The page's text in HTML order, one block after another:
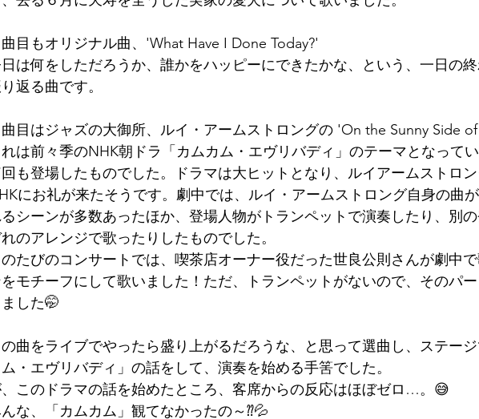
曲目もオリジナル曲、'What Have I Done Today?'
は何をしただろうか、誰かをハッピーにできたかな、という、一日の
返る曲です。
曲目はジャズの大御所、ルイ・アームストロングの 'On the Sunny Side
れは前々季のNHK朝ドラ「カムカム・エヴリバディ」のテーマとなって
も登場したものでした。ドラマは大ヒットとなり、ルイアームストロ
にお礼が来たそうです。劇中では、ルイ・アームストロング自身の曲
シーンが多数あったほか、登場人物がトランペットで演奏したり、別
のアレンジで歌ったりしたものでした。
のたびのコンサートでは、喫茶店オーナー役だった世良公則さんが劇中
をモチーフにして歌いました！ただ、トランペットがないので、そのパ
した🤭
の曲をライブでやったら盛り上がるだろうな、と思って選曲し、ステー
・エヴリバディ」の話をして、演奏を始める手筈でした。
このドラマの話を始めたところ、客席からの反応はほぼゼロ…。😅
な、「カムカム」観てなかったの～⁇💦